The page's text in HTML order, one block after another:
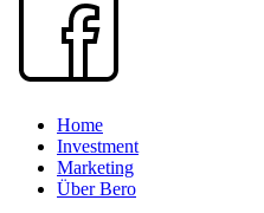
Home
Investment
Marketing
Über Bero